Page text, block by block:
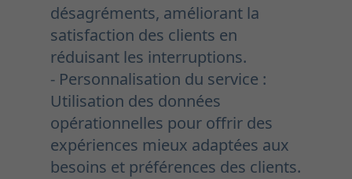
désagréments, améliorant la
satisfaction des clients en
réduisant les interruptions.
- Personnalisation du service :
Utilisation des données
opérationnelles pour offrir des
expériences mieux adaptées aux
besoins et préférences des clients.